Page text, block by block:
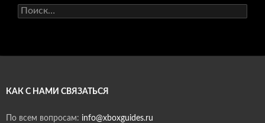
Найти:
КАК С НАМИ СВЯЗАТЬСЯ
По всем вопросам: info@xboxguides.ru